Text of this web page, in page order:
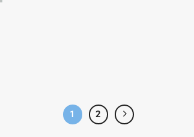
1 2